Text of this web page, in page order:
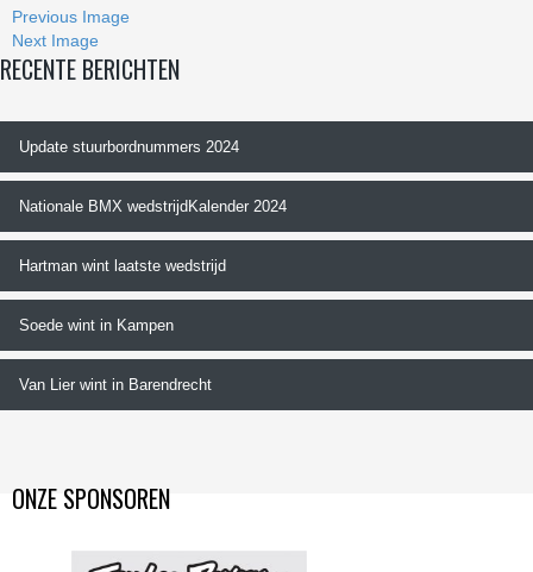
Previous Image
Next Image
RECENTE BERICHTEN
Update stuurbordnummers 2024
Nationale BMX wedstrijdKalender 2024
Hartman wint laatste wedstrijd
Soede wint in Kampen
Van Lier wint in Barendrecht
ONZE SPONSOREN